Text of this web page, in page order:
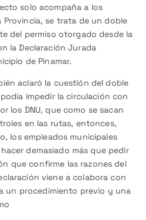
solo acompaña a los
se trata de un doble
del permiso otorgado desde la
la Declaración Jurada
de Pinamar.
aclaró la cuestión del doble
impedir la circulación con
los DNU, que como se sacan
en las rutas, entonces,
los empleados municipales
demasiado más que pedir
que confirme las razones del
viene a colabora con
un procedimiento previo y una